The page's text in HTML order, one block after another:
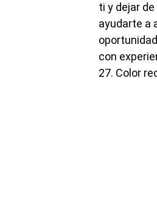
ti y dejar
ayudarte a
con
27. Color